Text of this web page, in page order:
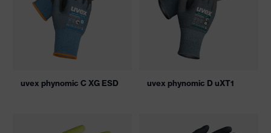
uvex phynomic C XG ESD uvex phynomic D uXT1